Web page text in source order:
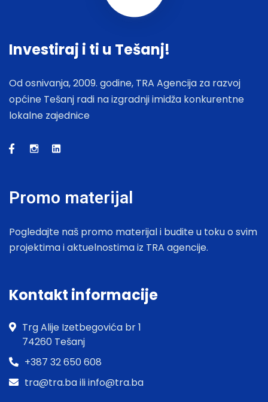
Investiraj i ti u Tešanj!
Od osnivanja, 2009. godine, TRA Agencija za razvoj
općine Tešanj radi na izgradnji imidža konkurentne
lokalne zajednice
Promo materijal
Pogledajte naš promo materijal i budite u toku o svim
projektima i aktuelnostima iz TRA agencije.
Kontakt informacije
Trg Alije Izetbegovića br 1
74260 Tešanj
+387 32 650 608
tra@tra.ba ili info@tra.ba